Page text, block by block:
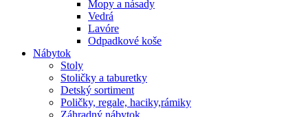
Mopy a násady
Vedrá
Lavóre
Odpadkové koše
Nábytok
Stoly
Stoličky a taburetky
Detský sortiment
Poličky, regale, haciky,rámiky
Záhradný nábytok